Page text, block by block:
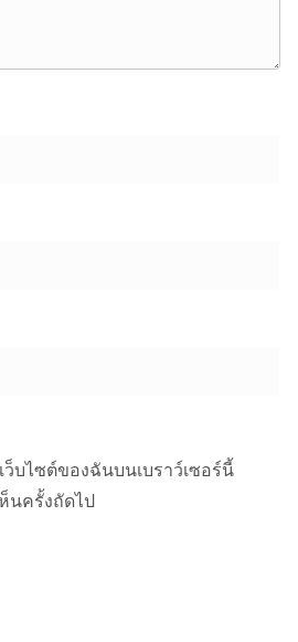
บไซต์ของฉันบนเบราว์เซอร์นี้
นครั้งถัดไป